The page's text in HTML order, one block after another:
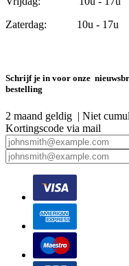
Zaterdag: 10u - 17u
Schrijf je in voor onze
bestelling
2 maand geldig | Niet
Kortingscode via mail